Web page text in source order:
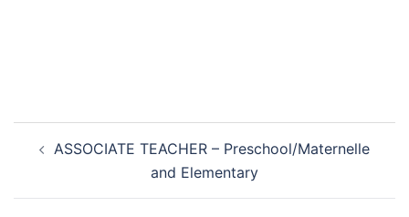
navigation
ASSOCIATE TEACHER – Preschool/Maternelle
and Elementary